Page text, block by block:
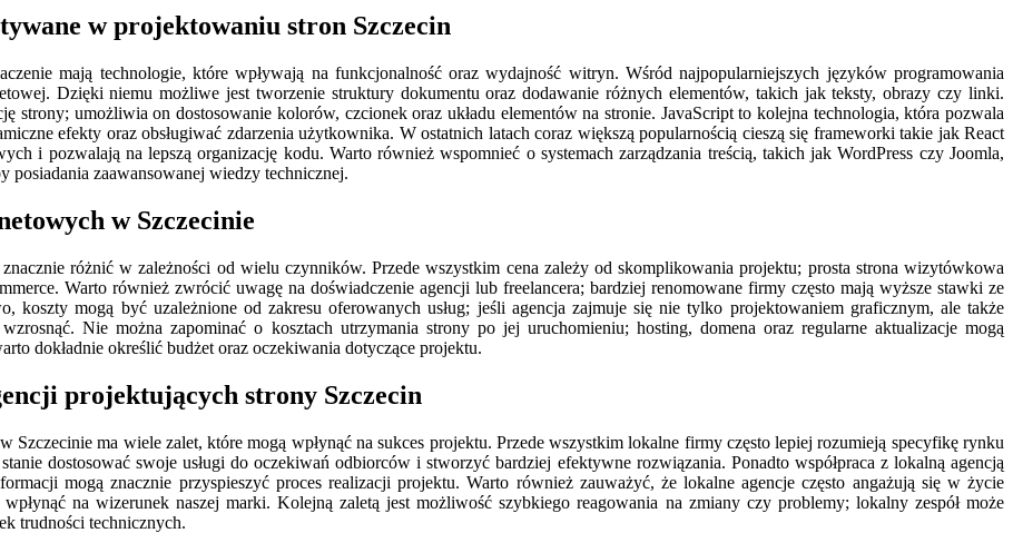
w projektowaniu stron Szczecin
mają technologie, które wpływają na funkcjonalność oraz wydajność witryn. Wśród najpopularniejszych języków programowania
Dzięki niemu możliwe jest tworzenie struktury dokumentu oraz dodawanie różnych elementów, takich jak teksty, obrazy czy linki.
umożliwia on dostosowanie kolorów, czcionek oraz układu elementów na stronie. JavaScript to kolejna technologia, która pozwala
efekty oraz obsługiwać zdarzenia użytkownika. W ostatnich latach coraz większą popularnością cieszą się frameworki takie jak React
i pozwalają na lepszą organizację kodu. Warto również wspomnieć o systemach zarządzania treścią, takich jak WordPress czy Joomla,
posiadania zaawansowanej wiedzy technicznej.
w Szczecinie
różnić w zależności od wielu czynników. Przede wszystkim cena zależy od skomplikowania projektu; prosta strona wizytówkowa
Warto również zwrócić uwagę na doświadczenie agencji lub freelancera; bardziej renomowane firmy często mają wyższe stawki ze
koszty mogą być uzależnione od zakresu oferowanych usług; jeśli agencja zajmuje się nie tylko projektowaniem graficznym, ale także
Nie można zapominać o kosztach utrzymania strony po jej uruchomieniu; hosting, domena oraz regularne aktualizacje mogą
dokładnie określić budżet oraz oczekiwania dotyczące projektu.
projektujących strony Szczecin
ma wiele zalet, które mogą wpłynąć na sukces projektu. Przede wszystkim lokalne firmy często lepiej rozumieją specyfikę rynku
dostosować swoje usługi do oczekiwań odbiorców i stworzyć bardziej efektywne rozwiązania. Ponadto współpraca z lokalną agencją
mogą znacznie przyspieszyć proces realizacji projektu. Warto również zauważyć, że lokalne agencje często angażują się w życie
na wizerunek naszej marki. Kolejną zaletą jest możliwość szybkiego reagowania na zmiany czy problemy; lokalny zespół może
trudności technicznych.